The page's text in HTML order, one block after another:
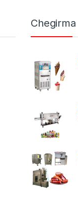
Chegirma